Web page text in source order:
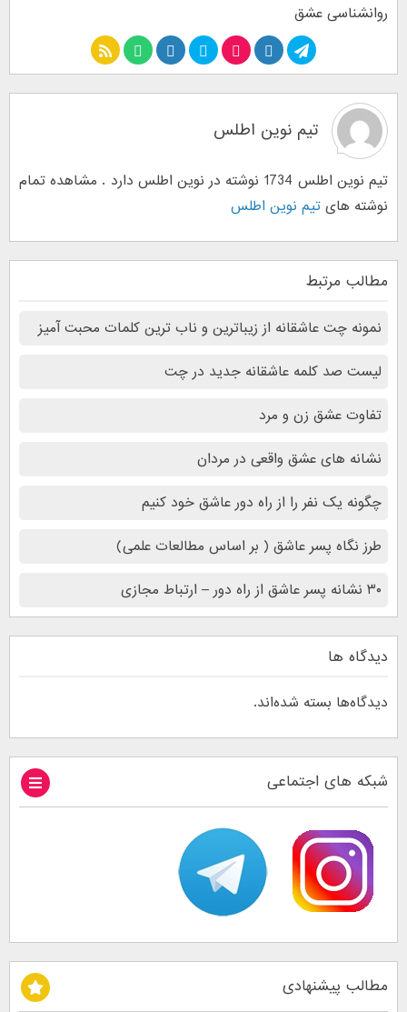
روانشناسی عشق
تیم نوین اطلس
تیم نوین اطلس 1734 نوشته در نوین اطلس دارد . مشاهده تمام
نوشته های تیم نوین اطلس
مطالب مرتبط
نمونه‌ چت‌ عاشقانه از زیباترین و ناب ترین کلمات محبت آمیز
لیست صد کلمه عاشقانه جدید در چت
تفاوت عشق زن و مرد
نشانه های عشق واقعی در مردان
چگونه یک نفر را از راه دور عاشق خود کنیم
طرز نگاه پسر عاشق ( بر اساس مطالعات علمی)
۳۰ نشانه پسر عاشق از راه دور – ارتباط مجازی
دیدگاه ها
دیدگاه‌ها بسته شده‌اند.
شبکه های اجتماعی
مطالب پیشنهادی